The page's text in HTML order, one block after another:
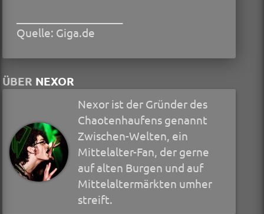
Quelle: Giga.de
ÜBER NEXOR
Nexor ist der Gründer des
Chaotenhaufens genannt
Zwischen-Welten, ein
Mittelalter-Fan, der gerne
auf alten Burgen und auf
Mittelaltermärkten umher
streift.